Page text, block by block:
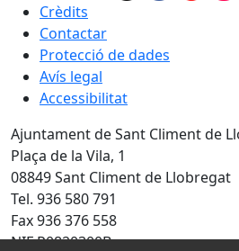
Crèdits
Contactar
Protecció de dades
Avís legal
Accessibilitat
Ajuntament de Sant Climent de
Plaça de la Vila, 1
08849 Sant Climent de Llobregat
Tel. 936 580 791
Fax 936 376 558
NIF P0820300B